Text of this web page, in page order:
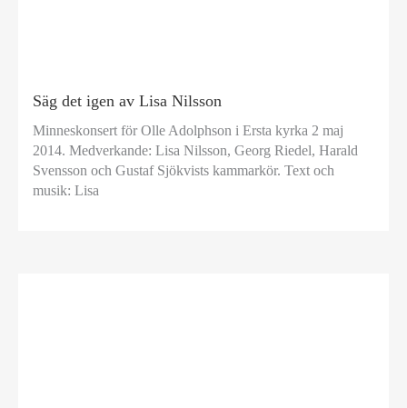
Säg det igen av Lisa Nilsson
Minneskonsert för Olle Adolphson i Ersta kyrka 2 maj
2014. Medverkande: Lisa Nilsson, Georg Riedel, Harald
Svensson och Gustaf Sjökvists kammarkör. Text och
musik: Lisa